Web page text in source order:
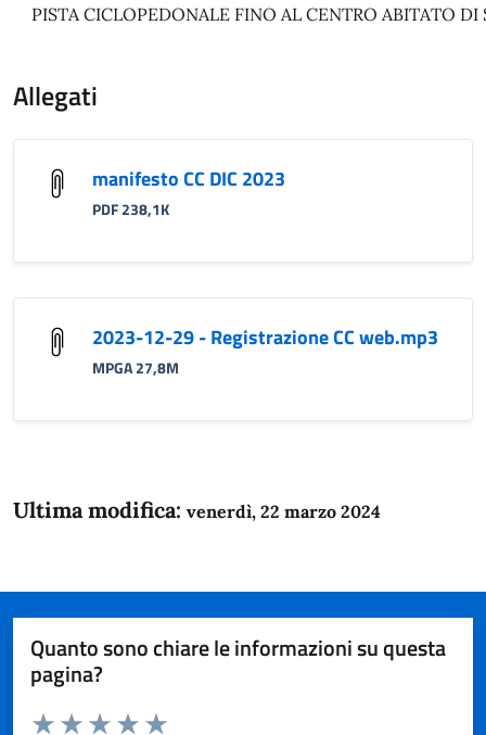
PISTA CICLOPEDONALE FINO AL CENTRO ABITATO DI
Allegati
manifesto CC DIC 2023
PDF 238,1K
2023-12-29 - Registrazione CC web.mp3
MPGA 27,8M
Ultima modifica: venerdì, 22 marzo 2024
Quanto sono chiare le informazioni su questa
pagina?
Domanda
Valuta da 1 a 5 stelle la pagina